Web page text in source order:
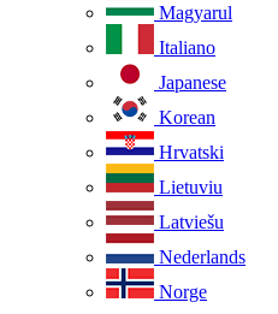
Magyarul
Italiano
Japanese
Korean
Hrvatski
Lietuviu
Latviešu
Nederlands
Norge